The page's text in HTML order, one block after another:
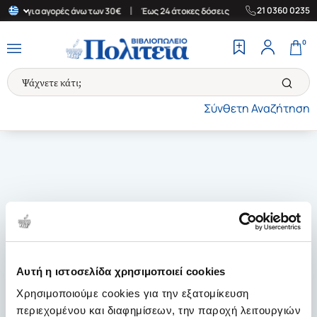
Αυτή η ιστοσελίδα χρησιμοποιεί cookies
Χρησιμοποιούμε cookies για την εξατομίκευση
περιεχομένου και διαφημίσεων, την παροχή λειτουργιών
για αγορές άνω των 30€ | Έως 24 άτοκες δόσεις | Δωρεάν
21 0360 0235
Σύνθετη Αναζήτηση
0